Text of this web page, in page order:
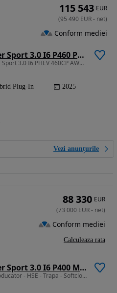
Land Rover Range Rover Sport 3.0 I6 P460 PHEV Dynamic SE
2996 cm3 • 460 CP • Range Rover Sport 3.0 I6 PHEV 460CP AWD Auto, Dynamic SE
Plug-In 2025
Vezi anunțurile
115 543 EUR
(95 490 EUR- net)
Conform mediei
Land Rover Range Rover Sport 3.0 I6 P400 MHEV Dynamic HSE
2996 cm3 • 400 CP • Garantie producator - HSE - Trapa - Softclose - Masaj - Meridian
88 330 EUR
(73 000 EUR- net)
Conform mediei
Calculeaza rata